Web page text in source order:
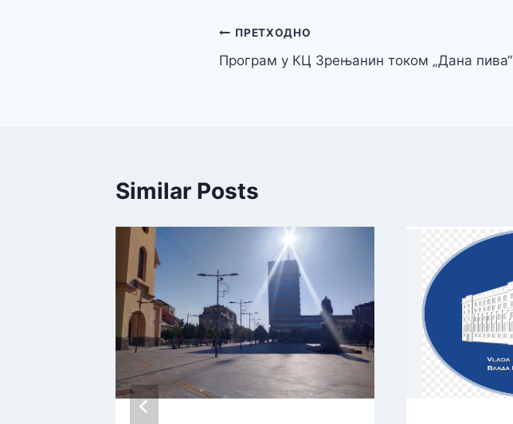
Кретање
чланка
ПРЕТХОДНО
Програм у КЦ Зрењанин током „Дана пива“
Similar Posts